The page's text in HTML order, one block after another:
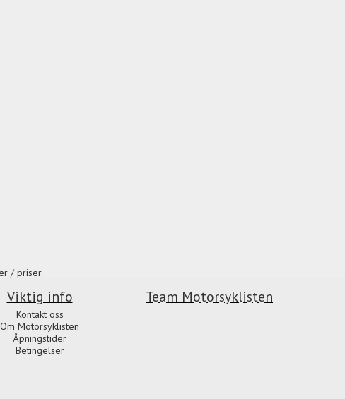
/ priser.
Team Motorsyklisten
Viktig info
Kontakt oss
Om Motorsyklisten
Åpningstider
Betingelser